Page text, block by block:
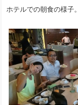
ホテルでの朝食の様子。